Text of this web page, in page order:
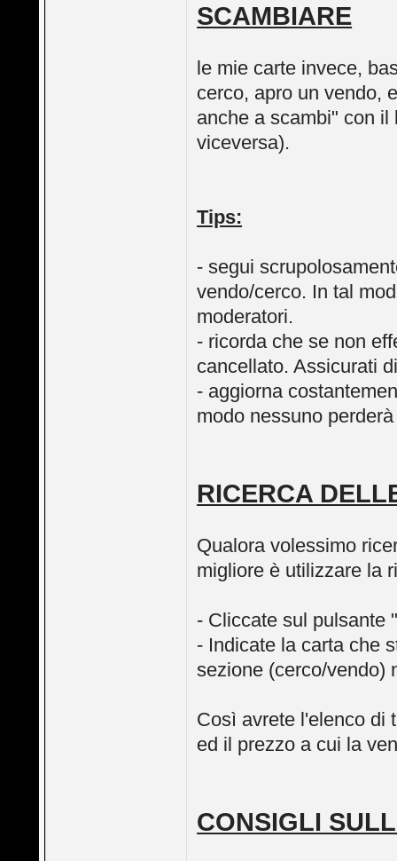
SCAMBIARE
le mie carte invece,
cerco, apro un vendo,
anche a scambi" con
viceversa).
Tips:
- segui
vendo/cerco. In tal
moderatori.
- ricorda che se non
cancellato. Assicurati
- aggiorna
modo nessuno
RICERCA
Qualora volessimo
migliore è utilizzare la
- Cliccate sul pulsante
- Indicate la carta che
sezione (cerco/vendo)
Così avrete l'elenco di
ed il prezzo a cui la
CONSIGLI